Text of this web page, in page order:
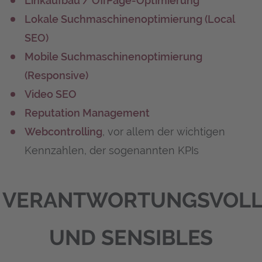
Lokale Suchmaschinenoptimierung (Local
SEO)
Mobile Suchmaschinenoptimierung
(Responsive)
Video SEO
Reputation Management
Webcontrolling, vor allem der wichtigen
Kennzahlen, der sogenannten KPIs
UND SENSIBLES